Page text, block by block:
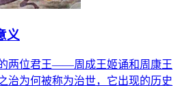
义
两位君王——周成王姬诵和周康王
治为何被称为治世，它出现的历史